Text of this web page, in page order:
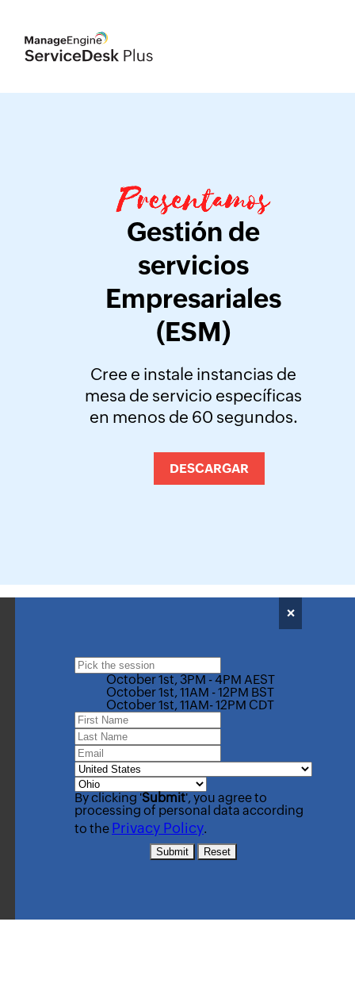
Gestión de
servicios
Empresariales
(ESM)
Cree e instale instancias de
mesa de servicio específicas
en menos de 60 segundos.
DESCARGAR
×
October 1st, 3PM - 4PM AEST
October 1st, 11AM - 12PM BST
October 1st, 11AM- 12PM CDT
By clicking 'Submit', you agree to
processing of personal data according
to the Privacy Policy.